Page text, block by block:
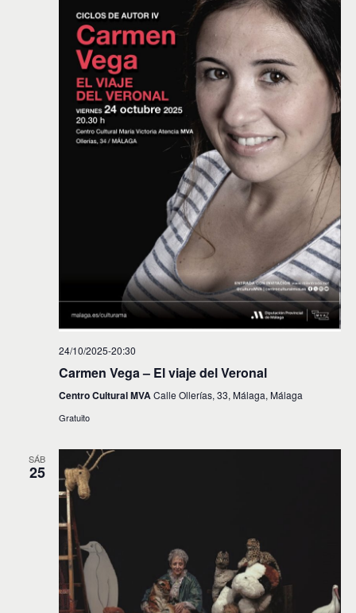
24/10/2025-20:30
Carmen Vega – El viaje del Veronal
Centro Cultural MVACalle Ollerías, 33, Málaga, Málaga
Gratuito
SÁB
25